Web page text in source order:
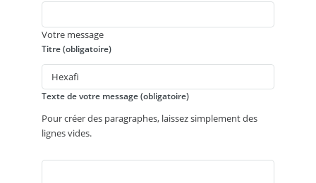
Votre message
Titre (obligatoire)
Texte de votre message (obligatoire)
Pour créer des paragraphes, laissez simplement des
lignes vides.